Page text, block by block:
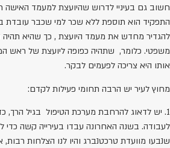
חשוב גם בעיניי לדרוש שהיועצת למעמד
התפקיד הוא תוספת ללא שכר למי שכבר עובדת
להגדיר מחדש את מעמד היועצת , כך שהיא תהיה
משפטי. כלומר, שתהיה כפופה ליועצת של ראש
אותו היא צריכה לפעמים לבקר.
מחוץ לעיר יש הרבה תחומי פעילות לקדם:
1. יש לדאוג להרחבת מערכת הטיפול בגיל הרך,
לעבודה. בשנה האחרונה עבדו בעירייה קשה
שנבעו מוועדת טרכטנברג והיו לנו הצלחות